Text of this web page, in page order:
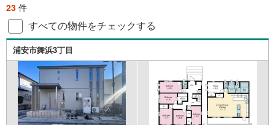
23 件
すべての物件をチェックする
浦安市舞浜3丁目